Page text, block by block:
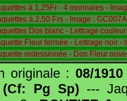
originale : 08/1910
Pg Sp) ---